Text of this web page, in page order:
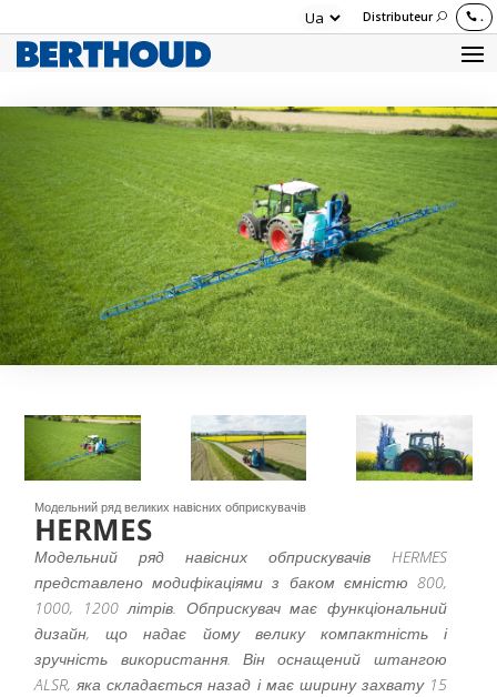
Distributeur .
Модельний ряд великих навісних обприскувачів
HERMES
Модельний ряд навісних обприскувачів HERMES
представлено модифікаціями з баком ємністю 800,
1000, 1200 літрів. Обприскувач має функціональний
дизайн, що надає йому велику компактність і
зручність використання. Він оснащений штангою
ALSR, яка складається назад і має ширину захвату 15